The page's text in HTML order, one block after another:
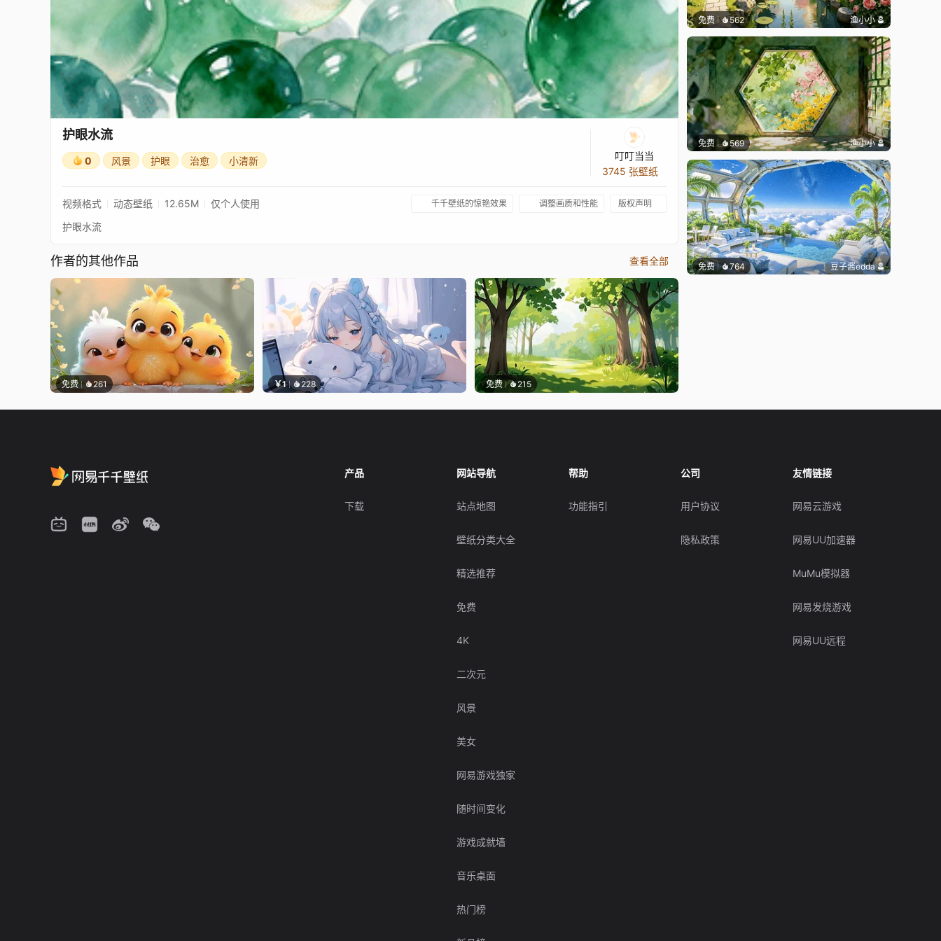
护眼水流
0 风景 护眼 治愈 小清新
叮叮当当
3745 张壁纸
视频格式 动态壁纸 12.65M 仅个人使用 千千壁纸的惊艳效果 调整画质和性能 版权声明
护眼水流
作者的其他作品 查看全部
免费 261 ￥1 228 免费 215
免费 562 渔小小
免费 569 渔小小
免费 764 豆子酱edda
产品
下载
网站导航
站点地图
壁纸分类大全
精选推荐
免费
4K
二次元
风景
美女
网易游戏独家
随时间变化
游戏成就墙
音乐桌面
热门榜
帮助
功能指引
公司
用户协议
隐私政策
友情链接
网易云游戏
网易UU加速器
MuMu模拟器
网易发烧游戏
网易UU远程